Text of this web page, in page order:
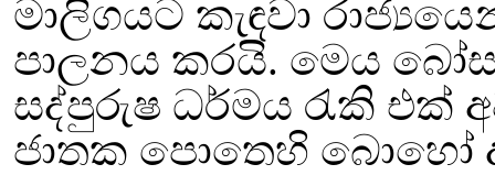
මාලිගයට කැඳවා
පාලනය කරයි. මෙය
සද්පුරුෂ ධර්මය රැකි එක්
ජාතක පොතෙහි බොහෝ